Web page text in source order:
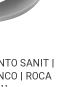
SANIT |
| ROCA